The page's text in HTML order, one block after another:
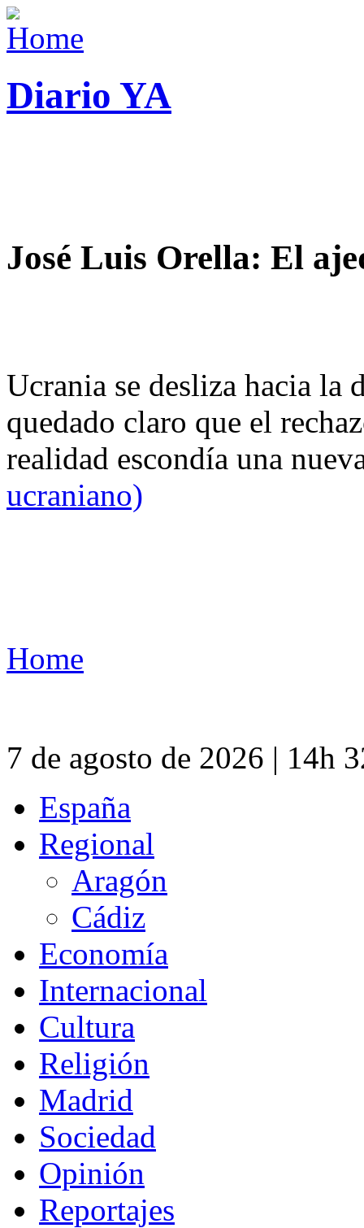
Diario YA
José Luis Orella: El
Ucrania se desliza hacia
quedado claro que el
realidad escondía una
ucraniano)
Home
7 de agosto de 2026 | 14h
España
Regional
Aragón
Cádiz
Economía
Internacional
Cultura
Religión
Madrid
Sociedad
Opinión
Reportajes